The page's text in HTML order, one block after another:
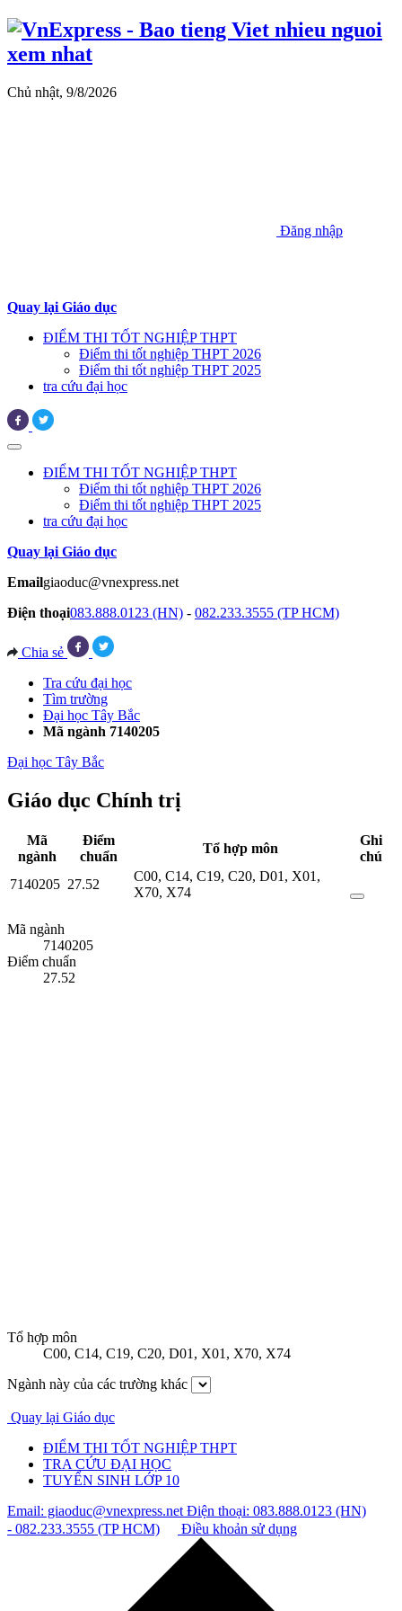
Chủ nhật, 9/8/2026
Đăng nhập
Quay lại Giáo dục
ĐIỂM THI TỐT NGHIỆP THPT
Điểm thi tốt nghiệp THPT 2026
Điểm thi tốt nghiệp THPT 2025
tra cứu đại học
ĐIỂM THI TỐT NGHIỆP THPT
Điểm thi tốt nghiệp THPT 2026
Điểm thi tốt nghiệp THPT 2025
tra cứu đại học
Quay lại Giáo dục
Emailgiaoduc@vnexpress.net
Điện thoại083.888.0123 (HN) - 082.233.3555 (TP HCM)
Chia sẻ
Tra cứu đại học
Tìm trường
Đại học Tây Bắc
Mã ngành 7140205
Đại học Tây Bắc
Giáo dục Chính trị
Mã
ngành
Điểm
chuẩn
Tổ hợp môn
Ghi
chú
7140205 27.52
C00, C14, C19, C20, D01, X01,
X70, X74
Mã ngành
7140205
Điểm chuẩn
27.52
Tổ hợp môn
C00, C14, C19, C20, D01, X01, X70, X74
Ngành này của các trường khác
Quay lại Giáo dục
ĐIỂM THI TỐT NGHIỆP THPT
TRA CỨU ĐẠI HỌC
TUYỂN SINH LỚP 10
Email: giaoduc@vnexpress.netĐiện thoại: 083.888.0123 (HN)
- 082.233.3555 (TP HCM)
Điều khoản sử dụng